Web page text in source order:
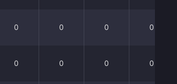
0 0 0 0
0 0 0 0